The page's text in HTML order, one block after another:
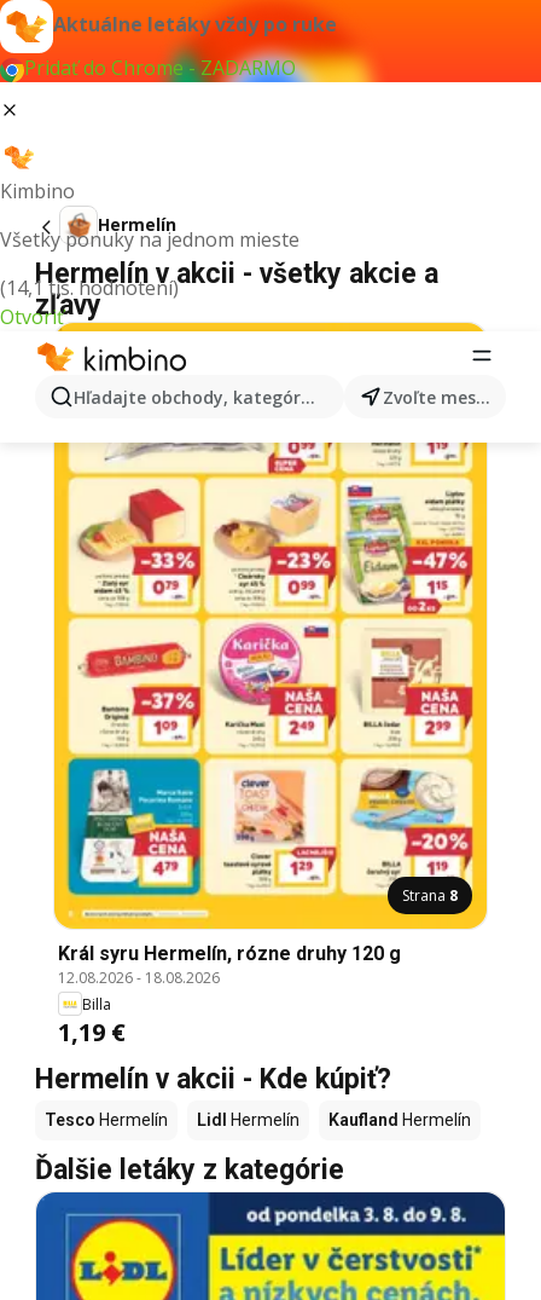
Aktuálne letáky vždy po ruke
Pridať do Chrome - ZADARMO
Kimbino
Všetky ponuky na jednom mieste
(14,1 tis. hodnotení)
Otvoriť
Hľadajte obchody, kategórie, produkty... Zvoľte mesto
Hermelín
Hermelín v akcii - všetky akcie a
zľavy
Strana 8
Král syru Hermelín, rózne druhy 120 g
12.08.2026- 18.08.2026
Billa
1,19 €
Hermelín v akcii - Kde kúpiť?
Tesco Hermelín Lidl Hermelín Kaufland Hermelín
Ďalšie letáky z kategórie